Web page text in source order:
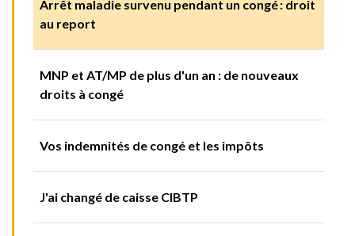
Arrêt maladie survenu pendant un congé : droit
au report
MNP et AT/MP de plus d'un an : de nouveaux
droits à congé
Vos indemnités de congé et les impôts
J'ai changé de caisse CIBTP